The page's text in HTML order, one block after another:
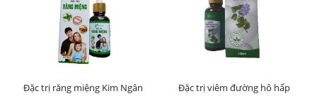
Đặc trị răng miệng Kim Ngân
Đặc trị viêm đường hô hấp